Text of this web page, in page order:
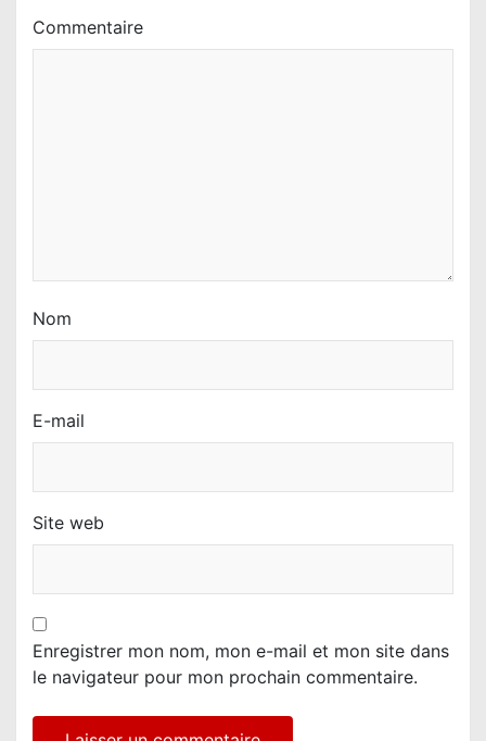
Commentaire
Nom
E-mail
Site web
Enregistrer mon nom, mon e-mail et mon site dans
le navigateur pour mon prochain commentaire.